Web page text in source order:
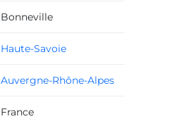
Bonneville
Haute-Savoie
Auvergne-Rhône-Alpes
France